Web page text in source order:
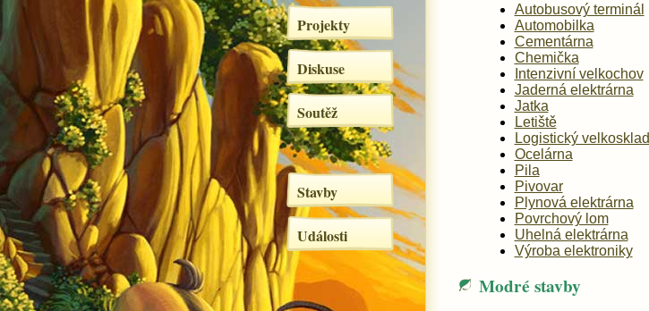
Projekty
Diskuse
Soutěž
Stavby
Události
Autobusový terminál
Automobilka
Cementárna
Chemička
Intenzivní velkochov
Jaderná elektrárna
Jatka
Letiště
Logistický velkosklad
Ocelárna
Pila
Pivovar
Plynová elektrárna
Povrchový lom
Uhelná elektrárna
Výroba elektroniky
Modré stavby